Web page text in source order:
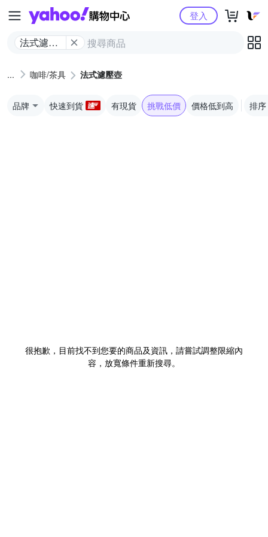
Yahoo購物中心
法式濾壓
登入
咖啡/茶具 法式濾壓壺
品牌 快速到貨 有現貨 挑戰低價 價格低到高 排序
很抱歉，目前找不到您要的商品及資訊，請嘗試調整限縮內
容，放寬條件重新搜尋。